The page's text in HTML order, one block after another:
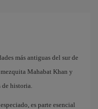
más antiguas del sur de
Mahabat Khan y
historia.
es parte esencial